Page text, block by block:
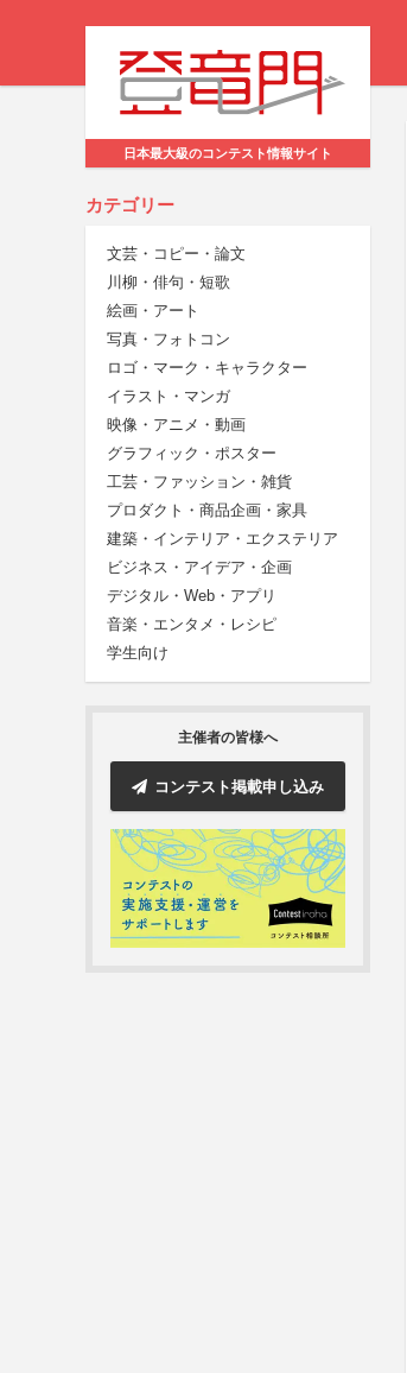
日本最大級のコンテスト情報サイト
カテゴリー
文芸・コピー・論文
川柳・俳句・短歌
絵画・アート
写真・フォトコン
ロゴ・マーク・キャラクター
イラスト・マンガ
映像・アニメ・動画
グラフィック・ポスター
工芸・ファッション・雑貨
プロダクト・商品企画・家具
建築・インテリア・エクステリア
ビジネス・アイデア・企画
デジタル・Web・アプリ
音楽・エンタメ・レシピ
学生向け
主催者の皆様へ
コンテスト掲載申し込み